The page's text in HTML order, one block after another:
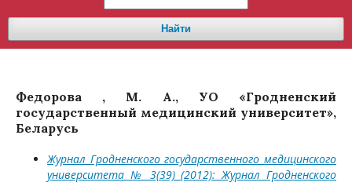
Найти
Федорова , М. А., УО «Гродненский
государственный медицинский университет»,
Беларусь
Журнал Гродненского государственного медицинского
университета № 3(39) (2012): Журнал Гродненского